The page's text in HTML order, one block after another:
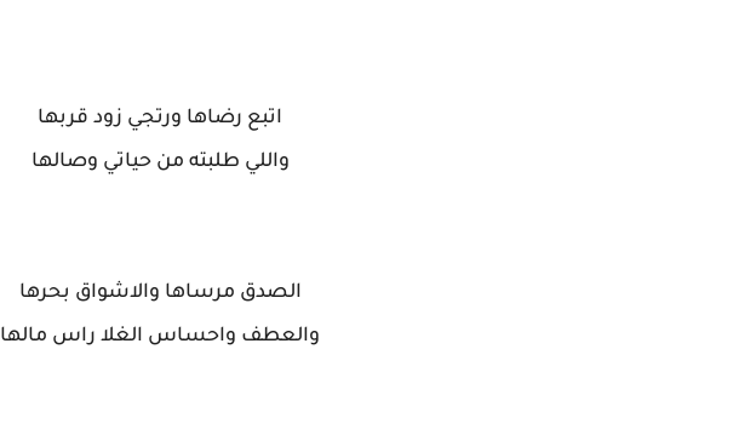
اتبع رضاها ورتجي زود قربها
واللي طلبته من حياتي وصالها
الصدق مرساها والاشواق بحرها
والعطف واحساس الغلا راس مالها